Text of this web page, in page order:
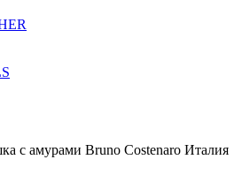
с амурами Bruno Costenaro Италия